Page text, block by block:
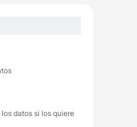
datos si los quiere